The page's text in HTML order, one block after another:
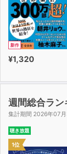
が、産後に生
痛みを除いて下
しゃるのは神様
い
燃やす
本歌集の巻末に
り具体的に大患
きを具体的に
新作
¥1,320
週間総合ラン
集計期間 2026年07
聴き放題
1位